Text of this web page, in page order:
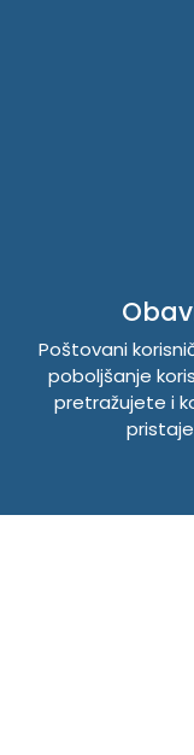
Poštovani
poboljšanje
pretražujete i